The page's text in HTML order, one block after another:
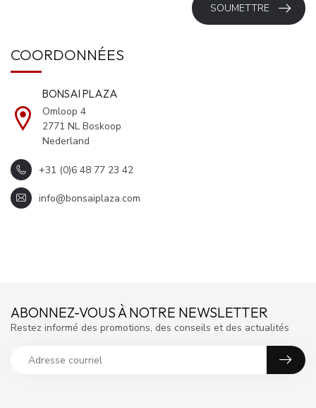
SOUMETTRE
COORDONNÉES
+31 (0)6 48 77 23 42
info@bonsaiplaza.com
BONSAI PLAZA
Omloop 4
2771 NL Boskoop
Nederland
ABONNEZ-VOUS À NOTRE NEWSLETTER
Restez informé des promotions, des conseils et des actualités